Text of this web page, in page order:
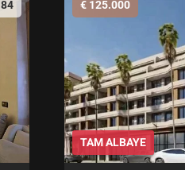
125.000 €
TAM ALBAYE
84 m²